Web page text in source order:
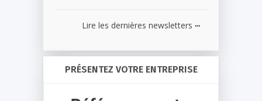
Lire les dernières newsletters ...
PRÉSENTEZ VOTRE ENTREPRISE